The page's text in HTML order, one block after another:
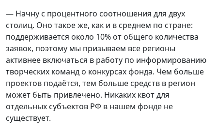
— Начну с процентного соотношения для двух
столиц. Оно такое же, как и в среднем по стране:
поддерживается около 10% от общего количества
заявок, поэтому мы призываем все регионы
активнее включаться в работу по информированию
творческих команд о конкурсах фонда. Чем больше
проектов подаётся, тем больше средств в регион
может быть привлечено. Никаких квот для
отдельных субъектов РФ в нашем фонде не
существует.